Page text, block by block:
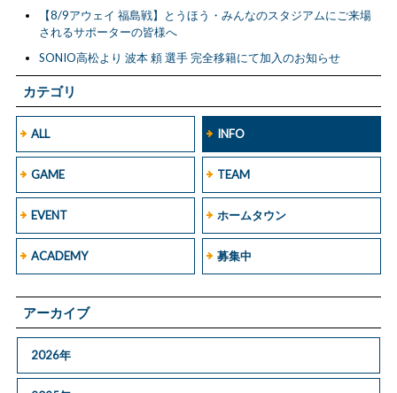
カテゴリ
ALL INFO
GAME TEAM
EVENT ホームタウン
ACADEMY 募集中
アーカイブ
2026年
【8/9アウェイ 福島戦】とうほう・みんなのスタジアムにご来場
されるサポーターの皆様へ
SONIO高松より 波本 頼 選手 完全移籍にて加入のお知らせ